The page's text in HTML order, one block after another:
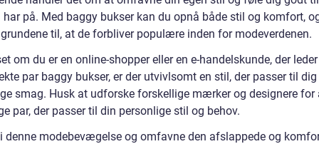
har på. Med baggy bukser kan du opnå både stil og komfort,
til, at de forbliver populære inden for modeverdenen.
om du er en online-shopper eller en e-handelskunde, der
par baggy bukser, er der utvivlsomt en stil, der passer til
smag. Husk at udforske forskellige mærker og designere for
par, der passer til din personlige stil og behov.
denne modebevægelse og omfavne den afslappede og